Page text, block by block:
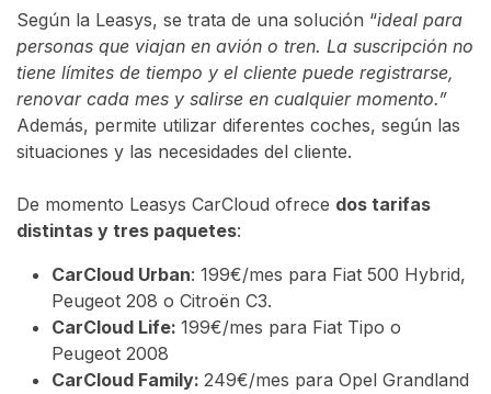
Según la Leasys, se trata de una solución “ideal para
personas que viajan en avión o tren. La suscripción no
tiene límites de tiempo y el cliente puede registrarse,
renovar cada mes y salirse en cualquier momento.”
Además, permite utilizar diferentes coches, según las
situaciones y las necesidades del cliente.
De momento Leasys CarCloud ofrece dos tarifas
distintas y tres paquetes:
CarCloud Urban: 199€/mes para Fiat 500 Hybrid,
Peugeot 208 o Citroën C3.
CarCloud Life: 199€/mes para Fiat Tipo o
Peugeot 2008
CarCloud Family: 249€/mes para Opel Grandland